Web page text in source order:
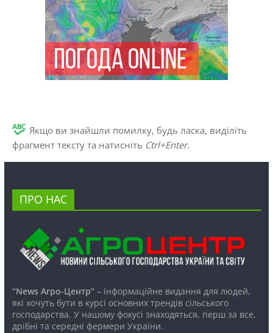
Якщо ви знайшли помилку, будь ласка, виділіть
фрагмент тексту та натисніть Ctrl+Enter.
ПРО НАС
“News Агро-Центр”– інформаційне видання для людей,
які хочуть бути в курсі основних трендів сільського
господарства. У нашому фокусі знаходяться, перш за все,
дрібні та середні фермери України.